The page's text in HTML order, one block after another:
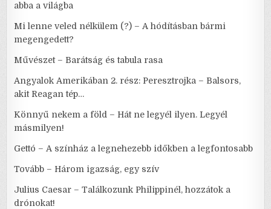
abba a világba
Mi lenne veled nélkülem (?) – A hódításban bármi
megengedett?
Művészet – Barátság és tabula rasa
Angyalok Amerikában 2. rész: Peresztrojka – Balsors,
akit Reagan tép…
Könnyű nekem a föld – Hát ne legyél ilyen. Legyél
másmilyen!
Gettó – A színház a legnehezebb időkben a legfontosabb
Tovább – Három igazság, egy szív
Julius Caesar – Találkozunk Philippinél, hozzátok a
drónokat!